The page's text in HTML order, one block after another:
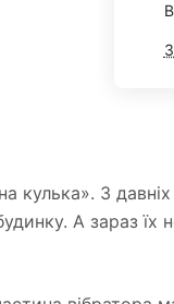
З давніх
А зараз їх